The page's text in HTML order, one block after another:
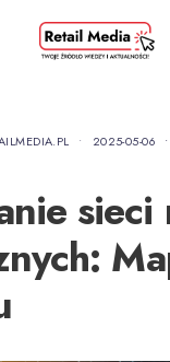
• 2025-05-06 •
sieci